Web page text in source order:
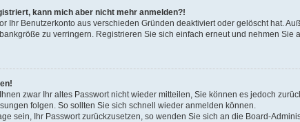
kann mich aber nicht mehr anmelden?!
Ihr Benutzerkonto aus verschieden Gründen deaktiviert oder gelöscht hat.
zu verringern. Registrieren Sie sich einfach erneut und nehmen Sie
zwar Ihr altes Passwort nicht wieder mitteilen, Sie können es jedoch
folgen. So sollten Sie sich schnell wieder anmelden können.
sein, Ihr Passwort zurückzusetzen, so wenden Sie sich an die Board-